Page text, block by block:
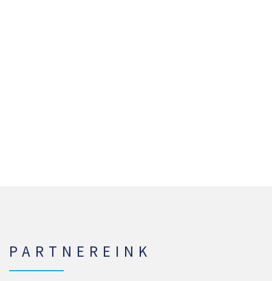
PARTNEREINK